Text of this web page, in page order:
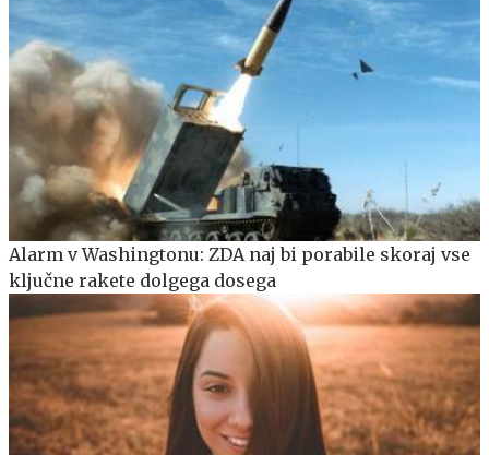
Alarm v Washingtonu: ZDA naj bi porabile skoraj vse
ključne rakete dolgega dosega